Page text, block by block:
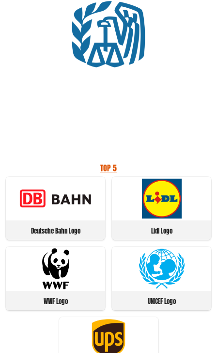
TOP 5
Deutsche Bahn Logo Lidl Logo
WWF Logo UNICEF Logo